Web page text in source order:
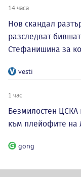
14 часа
Нов скандал
разследват
Стефанишина за
vesti
1 час
Безмилостен ЦСКА
към плейофите на
gong